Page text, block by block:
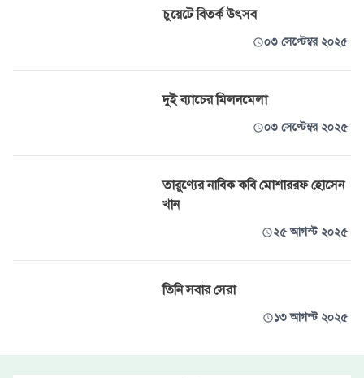
চুয়েটে বিতর্ক উৎসব
০৩ সেপ্টেম্বর ২০২৫
দুই ব্যাচের মিলনমেলা
০৩ সেপ্টেম্বর ২০২৫
তারুণ্যের নাবিক কবি মোশাররফ হোসেন
খান
২৫ আগস্ট ২০২৫
তিনি সবার সেরা
১৩ আগস্ট ২০২৫